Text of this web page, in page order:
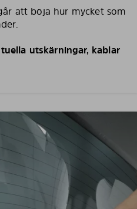
att böja hur mycket som
utskärningar, kablar